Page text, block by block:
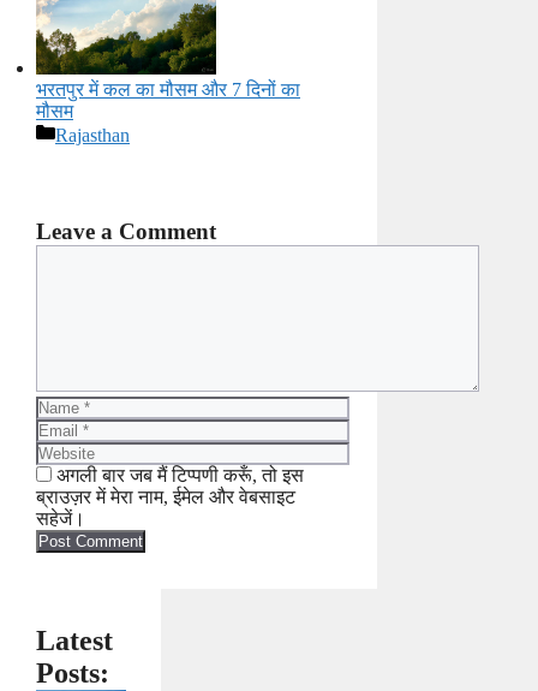
भरतपुर में कल का मौसम और 7 दिनों का
मौसम
Categories
Rajasthan
Leave a Comment
Name
Email
Website
अगली बार जब मैं टिप्पणी करूँ, तो इस
ब्राउज़र में मेरा नाम, ईमेल और वेबसाइट
सहेजें।
Latest
Posts: